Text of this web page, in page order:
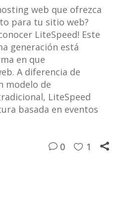
web que ofrezca
para tu sitio web?
LiteSpeed! Este
generación está
en que
A diferencia de
modelo de
LiteSpeed
basada en eventos
0 1